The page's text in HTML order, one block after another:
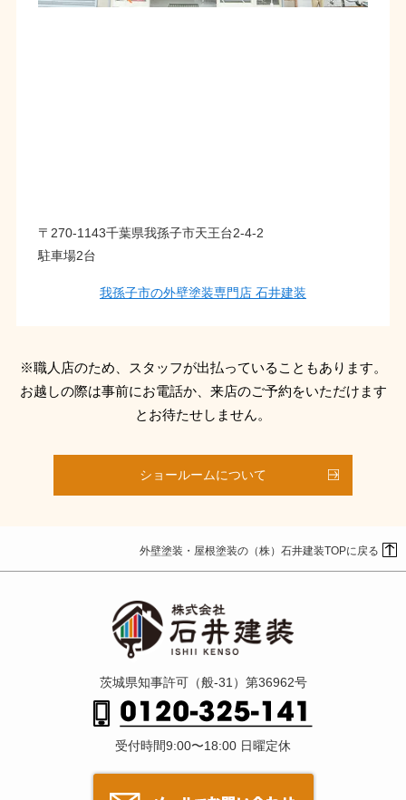
〒270-1143千葉県我孫子市天王台2-4-2
駐車場2台
我孫子市の外壁塗装専門店 石井建装
※職人店のため、スタッフが出払っていることもあります。
お越しの際は事前にお電話か、来店のご予約をいただけます
とお待たせしません。
ショールームについて
外壁塗装・屋根塗装の（株）石井建装TOPに戻る
茨城県知事許可（般-31）第36962号
受付時間9:00〜18:00 日曜定休